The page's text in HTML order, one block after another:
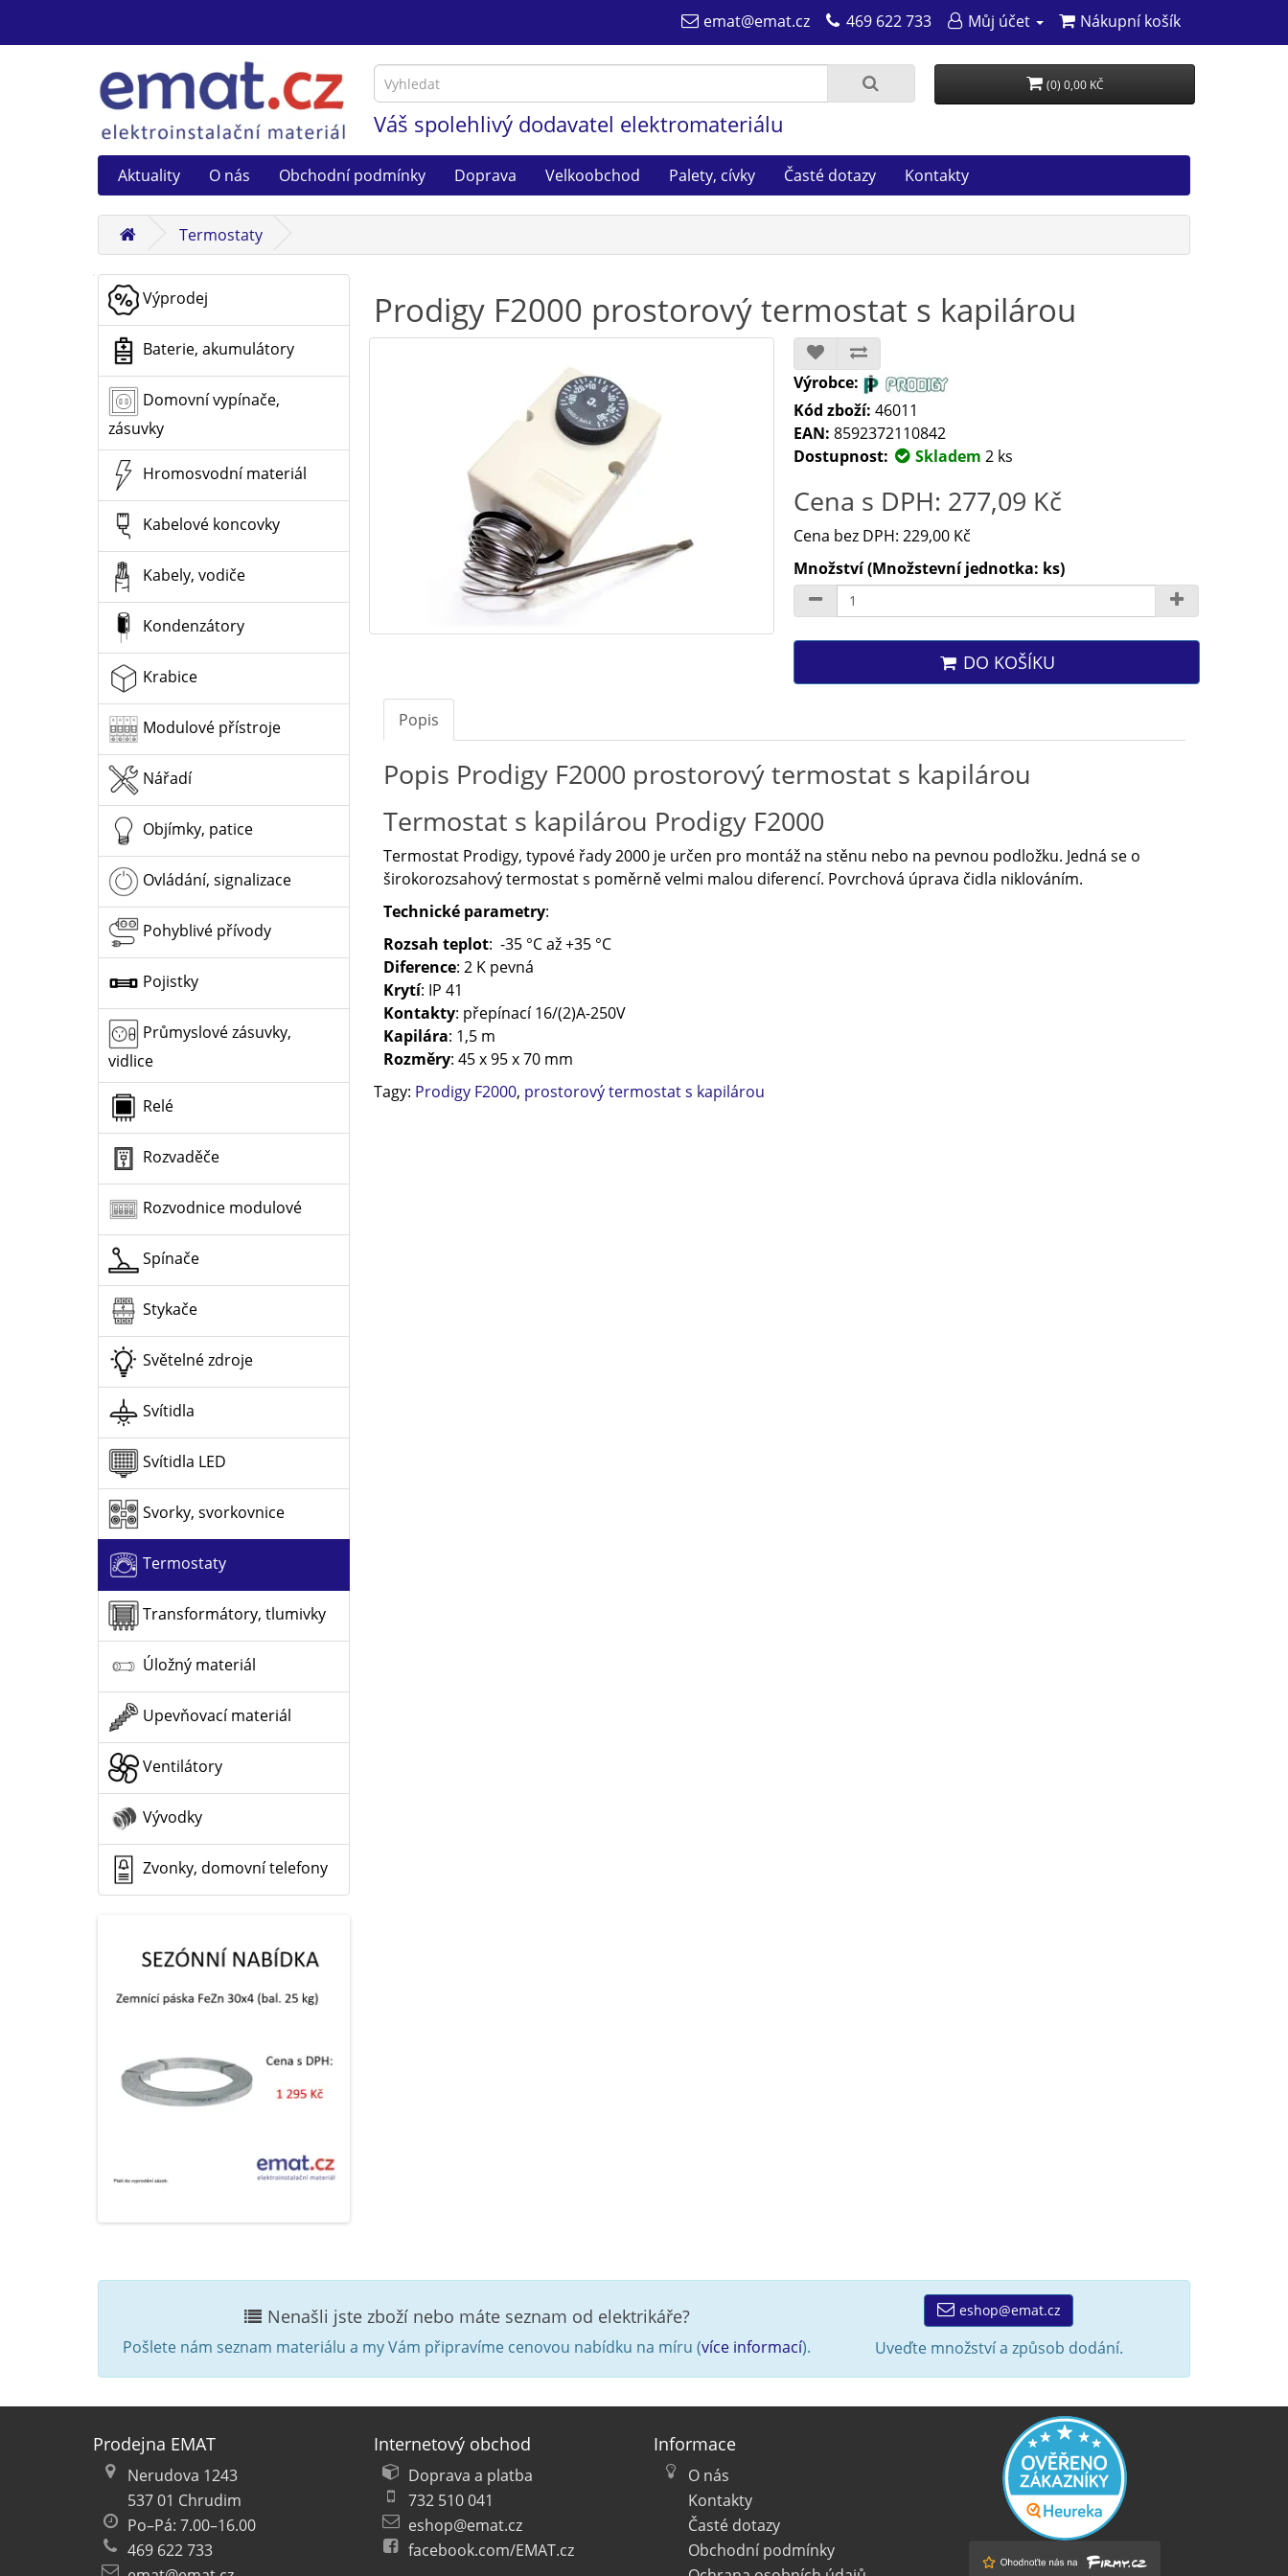
emat@emat.cz 469 622 733 Můj účet Nákupní košík
Váš spolehlivý dodavatel elektromateriálu
(0) 0,00 KČ
Aktuality O nás Obchodní podmínky Doprava Velkoobchod Palety, cívky Časté dotazy Kontakty
Termostaty
Výprodej
Baterie, akumulátory
Domovní vypínače,
zásuvky
Hromosvodní materiál
Kabelové koncovky
Kabely, vodiče
Kondenzátory
Krabice
Modulové přístroje
Nářadí
Objímky, patice
Ovládání, signalizace
Pohyblivé přívody
Pojistky
Průmyslové zásuvky,
vidlice
Relé
Rozvaděče
Rozvodnice modulové
Spínače
Stykače
Světelné zdroje
Svítidla
Svítidla LED
Svorky, svorkovnice
Termostaty
Transformátory, tlumivky
Úložný materiál
Upevňovací materiál
Ventilátory
Vývodky
Zvonky, domovní telefony
Prodigy F2000 prostorový termostat s kapilárou
Výrobce:
Kód zboží: 46011
EAN: 8592372110842
Dostupnost:
Skladem 2 ks
Cena s DPH: 277,09 Kč
Cena bez DPH: 229,00 Kč
Množství (Množstevní jednotka: ks)
DO KOŠÍKU
Popis
Popis Prodigy F2000 prostorový termostat s kapilárou
Termostat s kapilárou Prodigy F2000
Termostat Prodigy, typové řady 2000 je určen pro montáž na stěnu nebo na pevnou podložku. Jedná se o
širokorozsahový termostat s poměrně velmi malou diferencí. Povrchová úprava čidla niklováním.
Technické parametry:
Rozsah teplot: -35 °C až +35 °C
Diference: 2 K pevná
Krytí: IP 41
Kontakty: přepínací 16/(2)A-250V
Kapilára: 1,5 m
Rozměry: 45 x 95 x 70 mm
Tagy: Prodigy F2000, prostorový termostat s kapilárou
Nenašli jste zboží nebo máte seznam od elektrikáře?
Pošlete nám seznam materiálu a my Vám připravíme cenovou nabídku na míru (více informací).
eshop@emat.cz
Uveďte množství a způsob dodání.
Prodejna EMAT
Nerudova 1243
537 01 Chrudim
Po–Pá: 7.00–16.00
469 622 733
Internetový obchod
Doprava a platba
732 510 041
eshop@emat.cz
facebook.com/EMAT.cz
Informace
O nás
Kontakty
Časté dotazy
Obchodní podmínky